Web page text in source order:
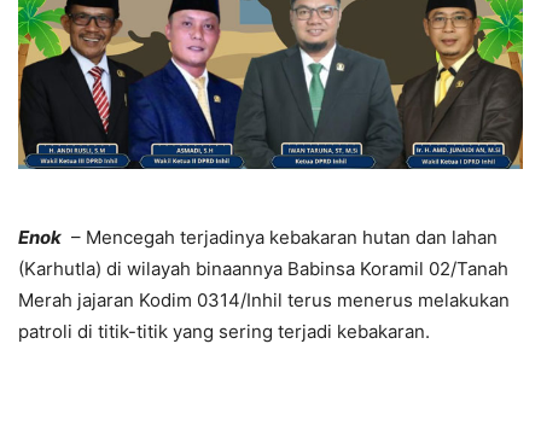
Enok – Mencegah terjadinya kebakaran hutan dan lahan
(Karhutla) di wilayah binaannya Babinsa Koramil 02/Tanah
Merah jajaran Kodim 0314/Inhil terus menerus melakukan
patroli di titik-titik yang sering terjadi kebakaran.